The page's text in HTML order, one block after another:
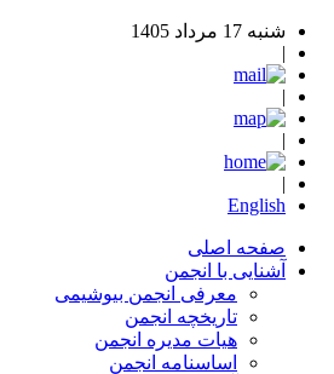
شنبه 17 مرداد 1405
|
|
|
|
English
صفحه اصلی
آشنایی با انجمن
معرفی انجمن بیوشیمی
تاریخچه انجمن
هیات مدیره انجمن
اساسنامه‌ انجمن